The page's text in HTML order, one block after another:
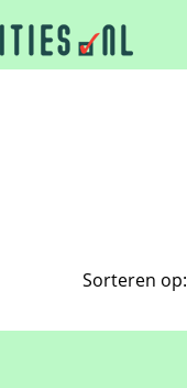
Sorteren op: